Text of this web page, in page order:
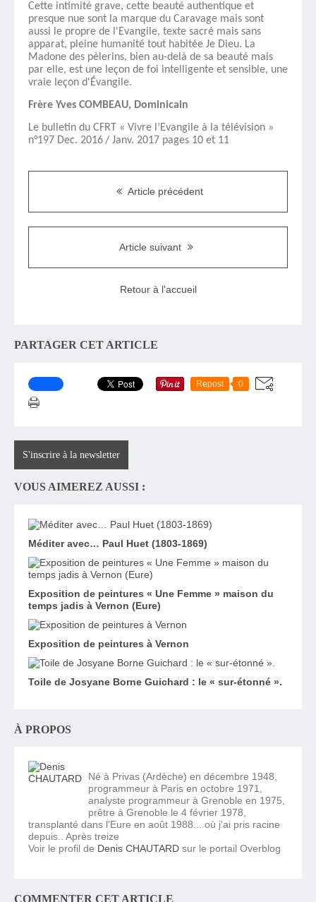
Cette intimité grave, cette beauté au­thentique et
presque nue sont la marque du Caravage mais sont
aussi le propre de l'Evangile, texte sacré mais sans
apparat, pleine humanité tout habitée Je Dieu. La
Madone des pèlerins, bien au-delà de sa beauté mais
par elle, est une leçon de foi intelligente et sensible, une
vraie leçon d'Évangile.
Frère Yves COMBEAU, Dominicain
Le bulletin du CFRT « Vivre l’Evangile à la télévision »
n°197 Dec. 2016/ Janv. 2017 pages 10 et 11
Article précédent
Article suivant
Retour à l'accueil
PARTAGER CET ARTICLE
Repost 0
S'inscrire à la newsletter
VOUS AIMEREZ AUSSI :
Méditer avec… Paul Huet (1803-1869)
Exposition de peintures « Une Femme » maison du
temps jadis à Vernon (Eure)
Exposition de peintures à Vernon
Toile de Josyane Borne Guichard : le « sur-étonné ».
À PROPOS
Né à Privas (Ardèche) en décembre 1948,
programmeur à Paris en octobre 1971,
analyste programmeur à Grenoble en 1975,
prêtre à Grenoble le 4 février 1978,
transplanté dans l'Eure en août 1988... où j'ai pris racine
depuis.. Après treize
Voir le profil de Denis CHAUTARD sur le portail Overblog
COMMENTER CET ARTICLE